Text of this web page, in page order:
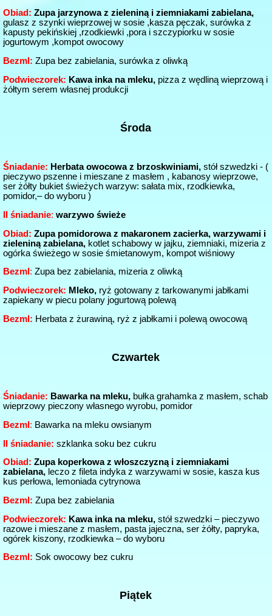
Obiad: Zupa jarzynowa z zieleniną i ziemniakami zabielana,
gulasz z szynki wieprzowej w sosie ,kasza pęczak, surówka z
kapusty pekińskiej ,rzodkiewki ,pora i szczypiorku w sosie
jogurtowym ,kompot owocowy
Bezml : Zupa bez zabielania, surówka z oliwką
Podwieczorek: Kawa inka na mleku, pizza z wędliną wieprzową i
żółtym serem własnej produkcji
Środa
Śniadanie: Herbata owocowa z brzoskwiniami, stół szwedzki - (
pieczywo pszenne i mieszane z masłem , kabanosy wieprzowe,
ser żółty bukiet świeżych warzyw: sałata mix, rzodkiewka,
pomidor,– do wyboru )
II śniadanie: warzywo świeże
Obiad: Zupa pomidorowa z makaronem zacierka, warzywami i
zieleniną zabielana, kotlet schabowy w jajku, ziemniaki, mizeria z
ogórka świeżego w sosie śmietanowym, kompot wiśniowy
Bezml : Zupa bez zabielania, mizeria z oliwką
Podwieczorek: Mleko, ryż gotowany z tarkowanymi jabłkami
zapiekany w piecu polany jogurtową polewą
Bezml: Herbata z żurawiną, ryż z jabłkami i polewą owocową
Czwartek
Śniadanie: Bawarka na mleku, bułka grahamka z masłem, schab
wieprzowy pieczony własnego wyrobu, pomidor
Bezml : Bawarka na mleku owsianym
II śniadanie: szklanka soku bez cukru
Obiad: Zupa koperkowa z włoszczyzną i ziemniakami
zabielana, leczo z fileta indyka z warzywami w sosie, kasza kus
kus perłowa, lemoniada cytrynowa
Bezml: Zupa bez zabielania
Podwieczorek: Kawa inka na mleku, stół szwedzki – pieczywo
razowe i mieszane z masłem, pasta jajeczna, ser żółty, papryka,
ogórek kiszony, rzodkiewka – do wyboru
Bezml: Sok owocowy bez cukru
Piątek